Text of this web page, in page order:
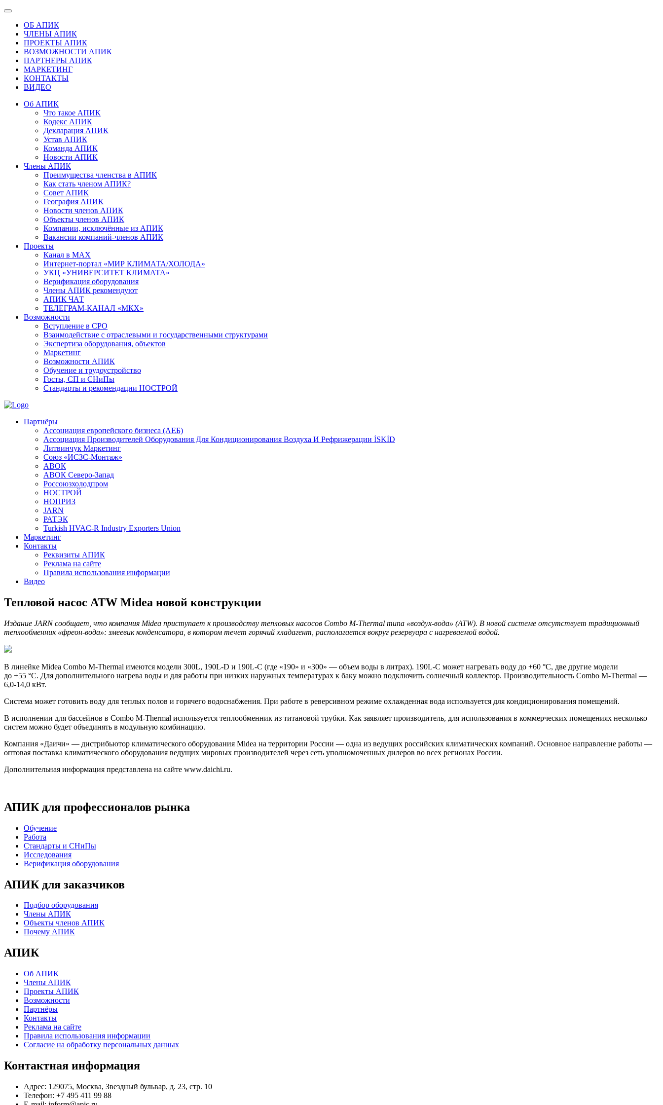
ОБ АПИК
ЧЛЕНЫ АПИК
ПРОЕКТЫ АПИК
ВОЗМОЖНОСТИ АПИК
ПАРТНЕРЫ АПИК
МАРКЕТИНГ
КОНТАКТЫ
ВИДЕО
Об АПИК
Что такое АПИК
Кодекс АПИК
Декларация АПИК
Устав АПИК
Команда АПИК
Новости АПИК
Члены АПИК
Преимущества членства в АПИК
Как стать членом АПИК?
Совет АПИК
География АПИК
Новости членов АПИК
Объекты членов АПИК
Компании, исключённые из АПИК
Вакансии компаний-членов АПИК
Проекты
Канал в MAX
Интернет-портал «МИР КЛИМАТА/ХОЛОДА»
УКЦ «УНИВЕРСИТЕТ КЛИМАТА»
Верификация оборудования
Члены АПИК рекомендуют
АПИК ЧАТ
ТЕЛЕГРАМ-КАНАЛ «МКХ»
Возможности
Вступление в СРО
Взаимодействие с отраслевыми и государственными структурами
Экспертиза оборудования, объектов
Маркетинг
Возможности АПИК
Обучение и трудоустройство
Госты, СП и СНиПы
Стандарты и рекомендации НОСТРОЙ
Партнёры
Ассоциация европейского бизнеса (АЕБ)
Aссоциация Производителей Оборудования Для Кондиционирования Воздуха И Рефрижерации İSKİD
Литвинчук Маркетинг
Союз «ИСЗС-Монтаж»
АВОК
АВОК Северо-Запад
Россоюзхолодпром
НОСТРОЙ
НОПРИЗ
JARN
РАТЭК
Turkish HVAC-R Industry Exporters Union
Маркетинг
Контакты
Реквизиты АПИК
Реклама на сайте
Правила использования информации
Видео
Тепловой насос ATW Midea новой конструкции
Издание JARN сообщает, что компания Midea приступает к производству тепловых насосов Combo M-Thermal типа «воздух-вода» (ATW). В новой системе отсутствует традиционный
теплообменник «фреон-вода»: змеевик конденсатора, в котором течет горячий хладагент, располагается вокруг резервуара с нагреваемой водой.
В линейке Midea Combo M-Thermal имеются модели 300L, 190L-D и 190L-C (где «190» и «300» — объем воды в литрах). 190L-C может нагревать воду до +60 °С, две другие модели
до +55 °С. Для дополнительного нагрева воды и для работы при низких наружных температурах к баку можно подключить солнечный коллектор. Производительность Combo M-Thermal —
6,0-14,0 кВт.
Система может готовить воду для теплых полов и горячего водоснабжения. При работе в реверсивном режиме охлажденная вода используется для кондиционирования помещений.
В исполнении для бассейнов в Combo M-Thermal используется теплообменник из титановой трубки. Как заявляет производитель, для использования в коммерческих помещениях несколько
систем можно будет объединять в модульную комбинацию.
Компания «Даичи» — дистрибьютор климатического оборудования Midea на территории России — одна из ведущих российских климатических компаний. Основное направление работы —
оптовая поставка климатического оборудования ведущих мировых производителей через сеть уполномоченных дилеров во всех регионах России.
Дополнительная информация представлена на сайте www.daichi.ru.
АПИК для профессионалов рынка
Обучение
Работа
Стандарты и СНиПы
Исследования
Верификация оборудования
АПИК для заказчиков
Подбор оборудования
Члены АПИК
Объекты членов АПИК
Почему АПИК
АПИК
Об АПИК
Члены АПИК
Проекты АПИК
Возможности
Партнёры
Контакты
Реклама на сайте
Правила использования информации
Согласие на обработку персональных данных
Контактная информация
Адрес: 129075, Москва, Звездный бульвар, д. 23, стр. 10
Телефон: +7 495 411 99 88